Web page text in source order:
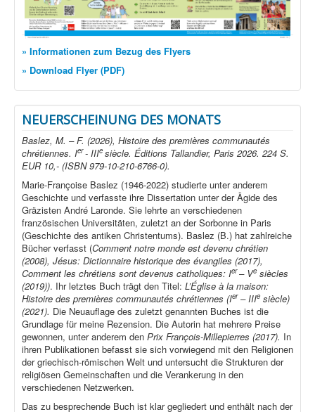
» Informationen zum Bezug des Flyers
» Download Flyer (PDF)
NEUERSCHEINUNG DES MONATS
Baslez, M. – F. (2026), Histoire des premières communautés
chrétiennes. Ier- IIIe siècle. Éditions Tallandier, Paris 2026. 224 S.
EUR 10,- (ISBN 979-10-210-6766-0).
Marie-Françoise Baslez (1946-2022) studierte unter anderem
Geschichte und verfasste ihre Dissertation unter der Ägide des
Gräzisten André Laronde. Sie lehrte an verschiedenen
französischen Universitäten, zuletzt an der Sorbonne in Paris
(Geschichte des antiken Christentums). Baslez (B.) hat zahlreiche
Bücher verfasst (Comment notre monde est devenu chrétien
(2008), Jésus: Dictionnaire historique des évangiles (2017),
Comment les chrétiens sont devenus catholiques: Ier– Ve siècles
(2019)). Ihr letztes Buch trägt den Titel: L’Église à la maison:
Histoire des premières communautés chrétiennes (Ier– IIIe siècle)
(2021). Die Neuauflage des zuletzt genannten Buches ist die
Grundlage für meine Rezension. Die Autorin hat mehrere Preise
gewonnen, unter anderem den Prix François-Millepierres (2017). In
ihren Publikationen befasst sie sich vorwiegend mit den Religionen
der griechisch-römischen Welt und untersucht die Strukturen der
religiösen Gemeinschaften und die Verankerung in den
verschiedenen Netzwerken.
Das zu besprechende Buch ist klar gegliedert und enthält nach der